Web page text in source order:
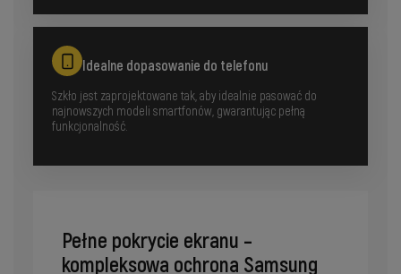
Idealne dopasowanie do telefonu
Szkło jest zaprojektowane tak, aby idealnie pasować do
najnowszych modeli smartfonów, gwarantując pełną
funkcjonalność.
Pełne pokrycie ekranu –
kompleksowa ochrona Samsung